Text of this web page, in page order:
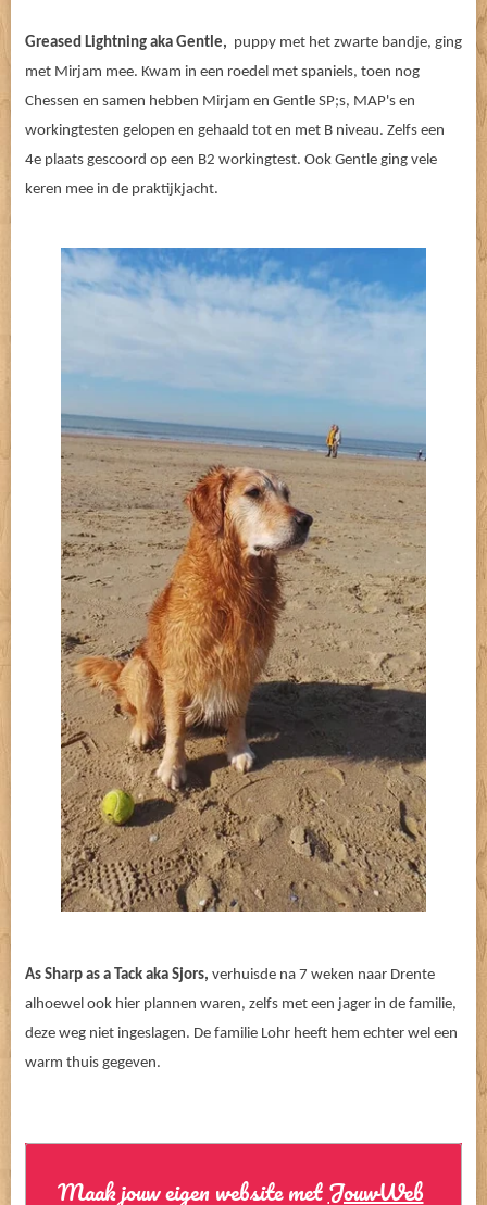
Greased Lightning aka Gentle, puppy met het zwarte bandje, ging
met Mirjam mee. Kwam in een roedel met spaniels, toen nog
Chessen en samen hebben Mirjam en Gentle SP;s, MAP's en
workingtesten gelopen en gehaald tot en met B niveau. Zelfs een
4e plaats gescoord op een B2 workingtest. Ook Gentle ging vele
keren mee in de praktijkjacht.
As Sharp as a Tack aka Sjors, verhuisde na 7 weken naar Drente
alhoewel ook hier plannen waren, zelfs met een jager in de familie,
deze weg niet ingeslagen. De familie Lohr heeft hem echter wel een
warm thuis gegeven.
Maak jouw eigen website met JouwWeb